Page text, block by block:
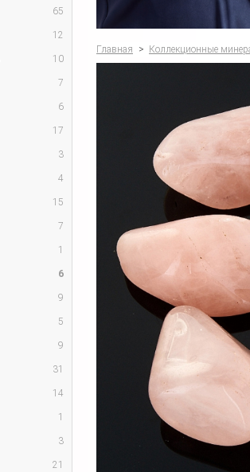
65
12
10
7
6
17
3
4
15
7
1
6
9
5
9
31
14
1
3
21
Главная > Коллекционные